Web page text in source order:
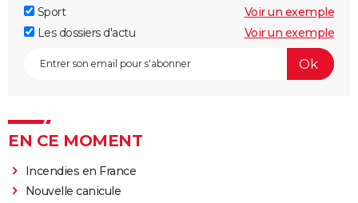
Sport
Voir un exemple
Les dossiers d'actu
Voir un exemple
EN CE MOMENT
Incendies en France
Nouvelle canicule